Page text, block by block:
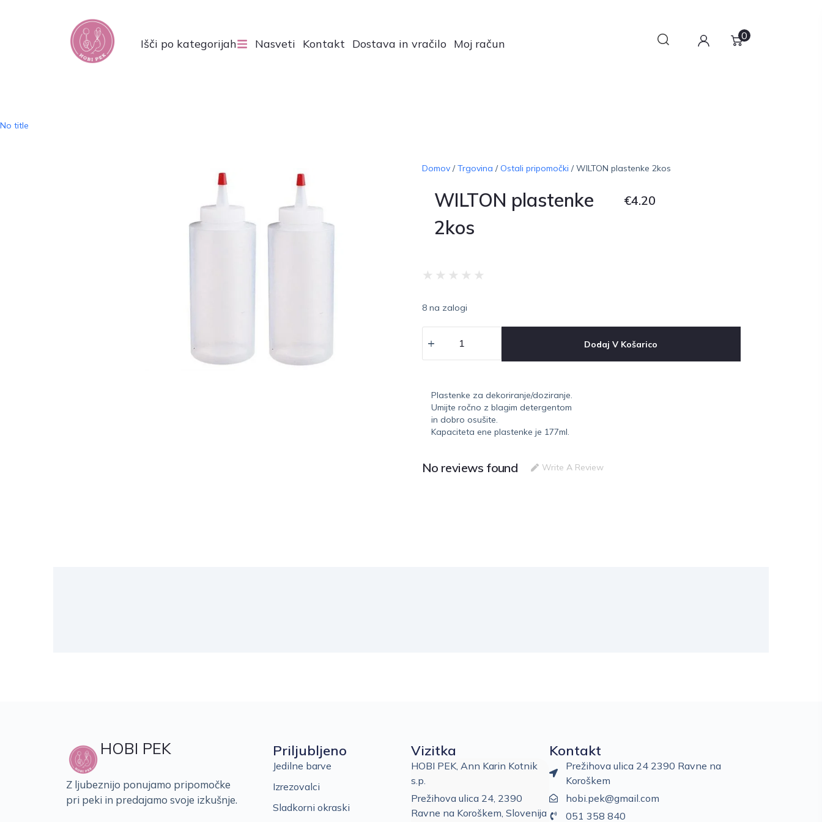
Išči po kategorijah Nasveti Kontakt Dostava in vračilo Moj račun
0
No title
Domov/Trgovina /Ostali pripomočki / WILTON plastenke 2kos
WILTON plastenke
2kos
€4.20
★ ★ ★ ★ ★
8 na zalogi
Dodaj V Košarico
Plastenke za dekoriranje/doziranje.
Umijte ročno z blagim detergentom
in dobro osušite.
Kapaciteta ene plastenke je 177ml.
No reviews found Write A Review
HOBI PEK
Z ljubeznijo ponujamo pripomočke
pri peki in predajamo svoje izkušnje.
Priljubljeno
Jedilne barve
Izrezovalci
Sladkorni okraski
Vizitka
HOBI PEK, Ann Karin Kotnik
s.p.
Prežihova ulica 24, 2390
Ravne na Koroškem, Slovenija
Kontakt
Prežihova ulica 24 2390 Ravne na
Koroškem
hobi.pek@gmail.com
051 358 840